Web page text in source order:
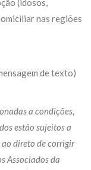
(idosos,
nas regiões
de texto)
a condições,
estão sujeitos a
ao direto de corrigir
Associados da